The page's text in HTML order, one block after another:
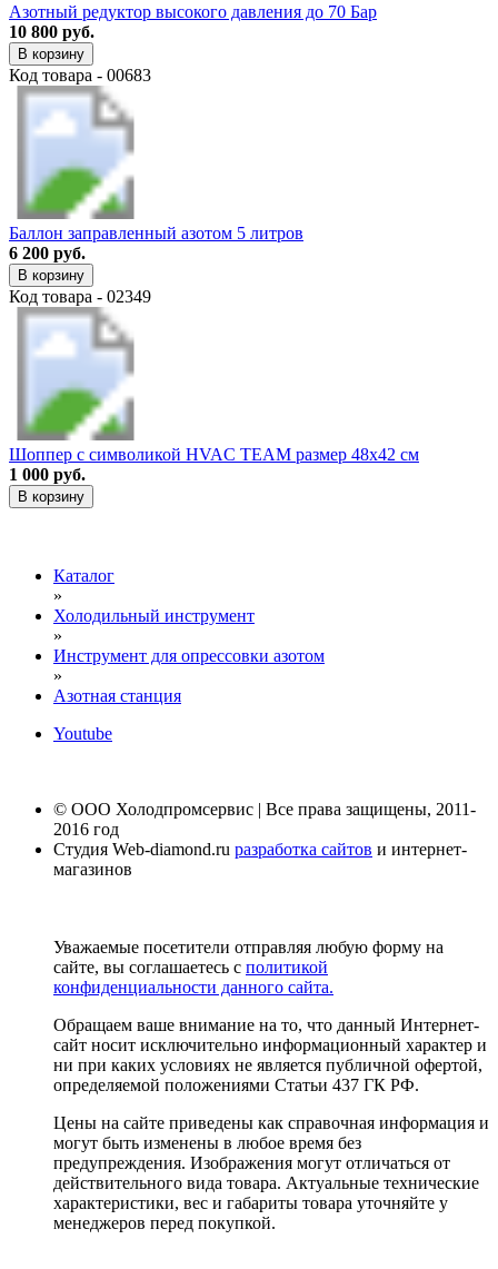
Азотный редуктор высокого давления до 70 Бар
10 800 руб.
В корзину
Код товара - 00683
Баллон заправленный азотом 5 литров
6 200 руб.
В корзину
Код товара - 02349
Шоппер с символикой HVAC TEAM размер 48х42 см
1 000 руб.
В корзину
Каталог
»
Холодильный инструмент
»
Инструмент для опрессовки азотом
»
Азотная станция
Youtube
© ООО Холодпромсервис | Все права защищены, 2011-
2016 год
Студия Web-diamond.ru разработка сайтов и интернет-
магазинов
Уважаемые посетители отправляя любую форму на
сайте, вы соглашаетесь с политикой
конфиденциальности данного сайта.
Обращаем ваше внимание на то, что данный Интернет-
сайт носит исключительно информационный характер и
ни при каких условиях не является публичной офертой,
определяемой положениями Статьи 437 ГК РФ.
Цены на сайте приведены как справочная информация и
могут быть изменены в любое время без
предупреждения. Изображения могут отличаться от
действительного вида товара. Актуальные технические
характеристики, вес и габариты товара уточняйте у
менеджеров перед покупкой.